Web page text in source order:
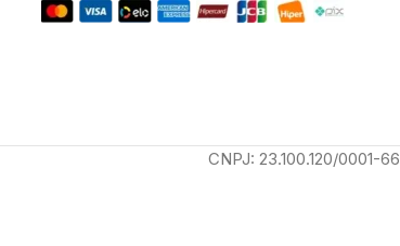
CNPJ: 23.100.120/0001-66